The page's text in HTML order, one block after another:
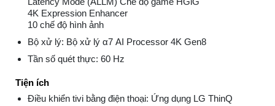
4K Expression Enhancer
10 chế độ hình ảnh
Bộ xử lý: Bộ xử lý α7 AI Processor 4K Gen8
Tần số quét thực: 60 Hz
Tiện ích
Điều khiển tivi bằng điện thoại: Ứng dụng LG ThinQ